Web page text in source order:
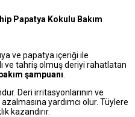
Papatya Kokulu Bakım
ve papatya içeriği ile
ve tahriş olmuş deriyi rahatlatan
şampuanı
Deri irritasyonlarının ve
yardımcı olur. Tüylere
kazandırır.